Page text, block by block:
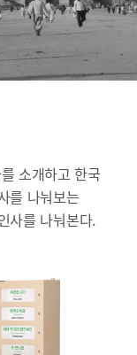
소개하고 한국
를 나눠보는
사를 나눠본다.